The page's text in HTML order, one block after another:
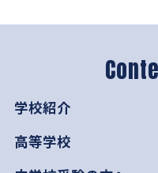
学校紹介
高等学校